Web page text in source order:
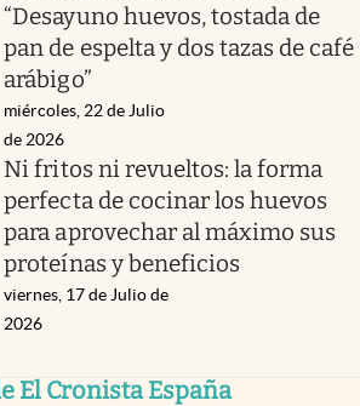
“Desayuno huevos, tostada de
pan de espelta y dos tazas de café
arábigo”
miércoles, 22 de Julio
de 2026
Ni fritos ni revueltos: la forma
perfecta de cocinar los huevos
para aprovechar al máximo sus
proteínas y beneficios
viernes, 17 de Julio de
2026
El Cronista España